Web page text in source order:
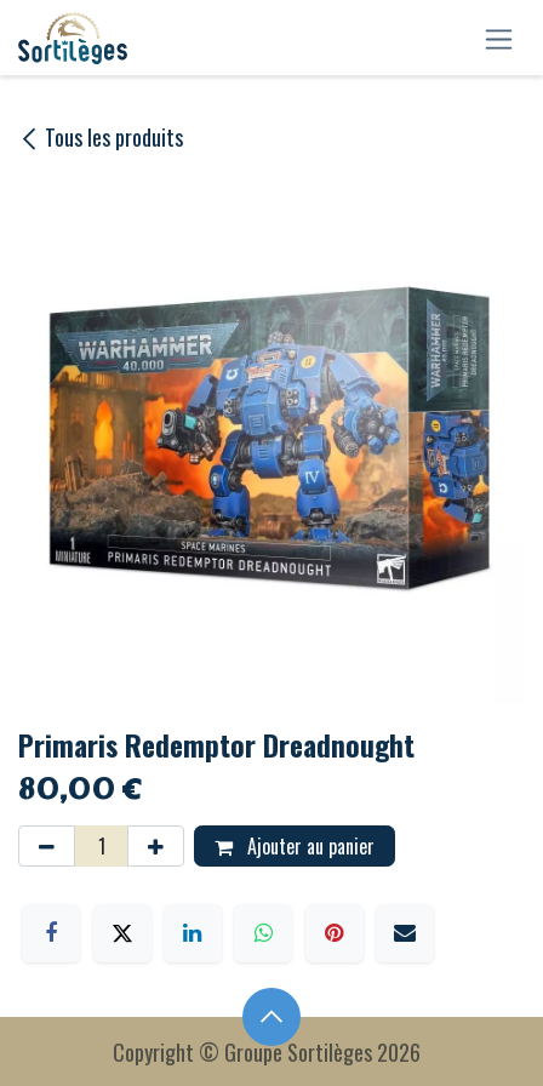
Se rendre au contenu
Tous les produits
Primaris Redemptor Dreadnought
80,00€
Ajouter au panier
Copyright © Groupe Sortilèges 2026